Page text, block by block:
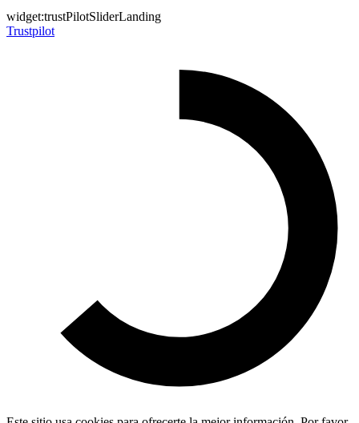
widget:trustPilotSliderLanding
Trustpilot